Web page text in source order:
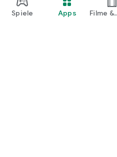
Spiele Apps
Filme &